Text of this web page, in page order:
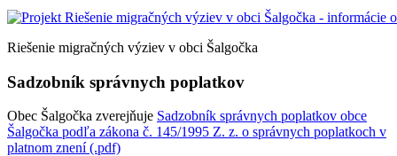
Riešenie migračných výziev v obci Šalgočka
Sadzobník správnych poplatkov
Obec Šalgočka zverejňuje Sadzobník správnych poplatkov obce
Šalgočka podľa zákona č. 145/1995 Z. z. o správnych poplatkoch v
platnom znení (.pdf)